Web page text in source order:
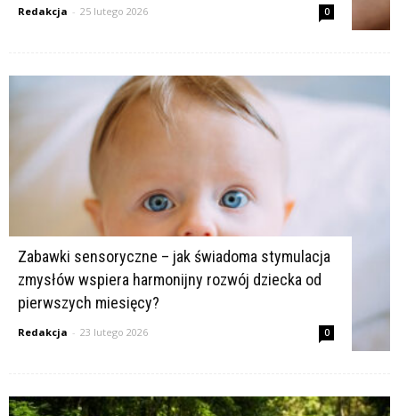
Redakcja - 25 lutego 2026 0
Zabawki sensoryczne – jak świadoma stymulacja
zmysłów wspiera harmonijny rozwój dziecka od
pierwszych miesięcy?
Redakcja - 23 lutego 2026 0